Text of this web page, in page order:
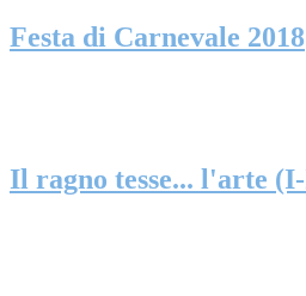
Festa di Carnevale 2018
Il ragno tesse... l'arte